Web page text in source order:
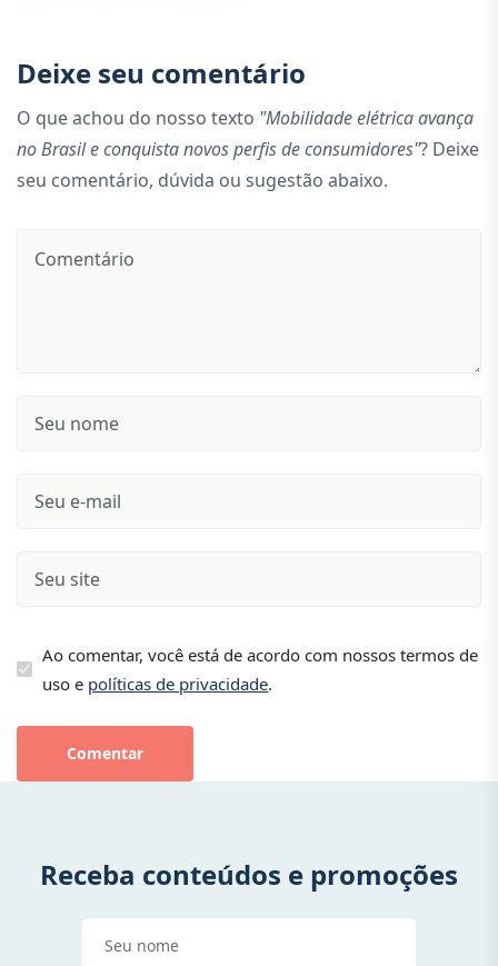
Deixe seu comentário
O que achou do nosso texto "Mobilidade elétrica avança
no Brasil e conquista novos perfis de consumidores"? Deixe
seu comentário, dúvida ou sugestão abaixo.
Ao comentar, você está de acordo com nossos termos de
uso e políticas de privacidade.
Comentar
Receba conteúdos e promoções